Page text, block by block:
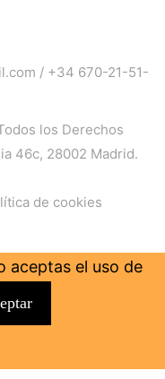
/ +34 670-21-51-
los Derechos
46c, 28002 Madrid.
de cookies
aceptas el uso de